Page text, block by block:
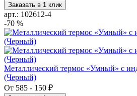
Заказать в 1 клик
арт.: 102612-4
-70 %
Металлический термос «Умный» с
(Черный)
От 585 - 150 ₽